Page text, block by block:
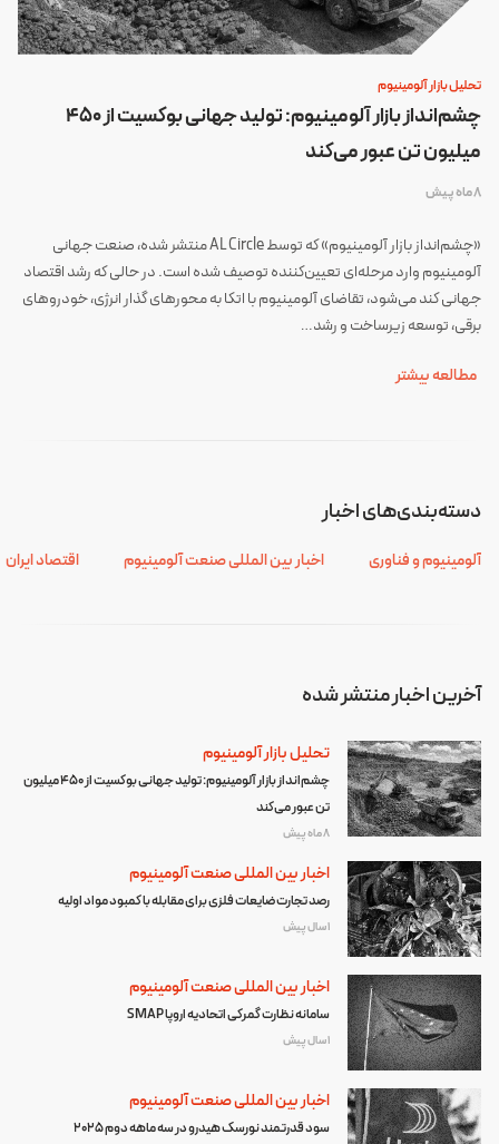
تحلیل بازار آلومینیوم
چشم‌انداز بازار آلومینیوم: تولید جهانی بوکسیت از ۴۵۰
میلیون تن عبور می‌کند
8 ماه پیش
«چشم‌انداز بازار آلومینیوم» که توسط AL Circle منتشر شده، صنعت جهانی
آلومینیوم وارد مرحله‌ای تعیین‌کننده توصیف شده است. در حالی که رشد اقتصاد
جهانی کند می‌شود، تقاضای آلومینیوم با اتکا به محورهای گذار انرژی، خودروهای
برقی، توسعه زیرساخت و رشد…
مطالعه بیشتر
آخرین اخبار منتشر شده
تحلیل بازار آلومینیوم
چشم‌انداز بازار آلومینیوم: تولید جهانی بوکسیت از ۴۵۰ میلیون
تن عبور می‌کند
8 ماه پیش
اخبار بین المللی صنعت آلومینیوم
رصد تجارت ضایعات فلزی برای مقابله با کمبود مواد اولیه
1 سال پیش
اخبار بین المللی صنعت آلومینیوم
سامانه نظارت گمرکی اتحادیه اروپا SMAP
1 سال پیش
اخبار بین المللی صنعت آلومینیوم
سود قدرتمند نورسک هیدرو در سه ماهه دوم ۲۰۲۵
دسته‌بندی‌های اخبار
آلومینیوم و فناوری اخبار بین المللی صنعت آلومینیوم اقتصاد ایران